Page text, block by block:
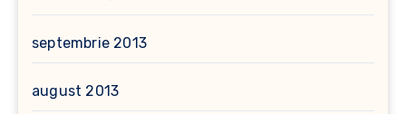
septembrie 2013
august 2013